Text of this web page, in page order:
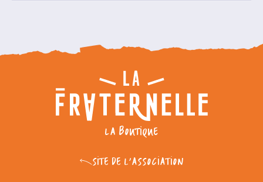
LA BOUTIQUE
SITE DE L'ASSOCIATION